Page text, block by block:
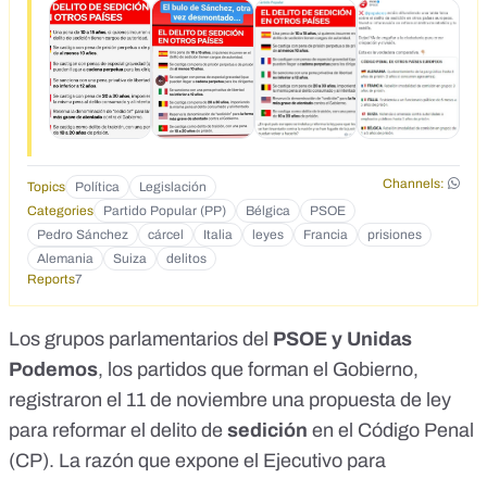
división. Esta es la verdadera comparativa. CÓDIGO PENAL
DE OTROS PASES EUROPEOS ALEMANIA.
Quebrantamiento de la paz pública: hasta 3 años de prisión
(5 años si concurren agravantes). FRANCIA. Rebelión
(modalidad de comisión en grupo): 3 años de prision. ITALIA
Resistencia a un funcionario público: de 6 meses a 5 años
de prisión SUIZA Violencia o amenaza contra autondades o
empleados públicos; hasta 3 años de prisión BELGICA.
Rebelio (modaldad de comision en grupo)
Topics Política Legislación
Channels:
Categories
Partido Popular (PP) Bélgica
PSOE
Pedro Sánchez
cárcel Italia leyes Francia
prisiones
Alemania
Suiza
delitos
Reports7
Los grupos parlamentarios del PSOE y Unidas
Podemos, los partidos que forman el Gobierno,
registraron el 11 de noviembre una propuesta de ley
para reformar el delito de sedición en el Código Penal
(CP). La razón que expone el Ejecutivo para